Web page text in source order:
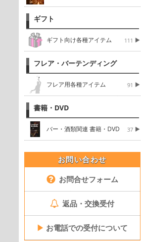
ギフト
ギフト向け各種アイテム 111
フレア・バーテンディング
フレア用各種アイテム 91
書籍・DVD
バー・酒類関連 書籍・DVD 37
お問い合わせ
お問合せフォーム
返品・交換受付
▶ お電話での受付について